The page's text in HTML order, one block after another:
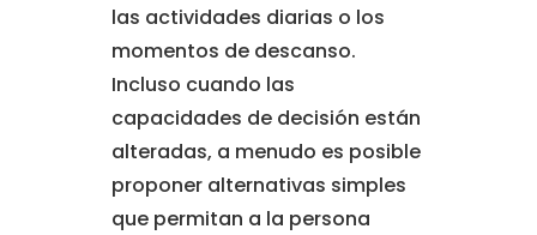
las actividades diarias o los
momentos de descanso.
Incluso cuando las
capacidades de decisión están
alteradas, a menudo es posible
proponer alternativas simples
que permitan a la persona